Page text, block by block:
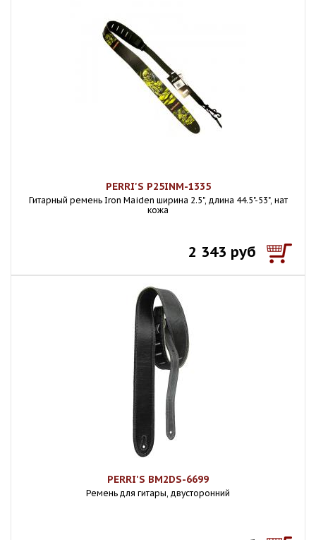
PERRI'S P25INM-1335
Гитарный ремень Iron Maiden ширина 2.5", длина 44.5"-53", нат
кожа
2 343 руб
PERRI'S BM2DS-6699
Ремень для гитары, двусторонний